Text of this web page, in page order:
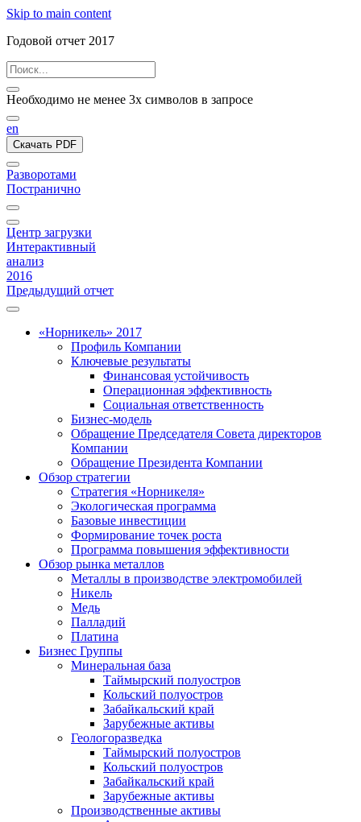
Skip to main content
Годовой отчет 2017
Необходимо не менее 3х символов в запросе
en
Скачать PDF
Разворотами
Постранично
Центр загрузки
Интерактивный
анализ
2016
Предыдущий отчет
«Норникель» 2017
Профиль Компании
Ключевые результаты
Финансовая устойчивость
Операционная эффективность
Социальная ответственность
Бизнес-модель
Обращение Председателя Совета директоров
Компании
Обращение Президента Компании
Обзор стратегии
Стратегия «Норникеля»
Экологическая программа
Базовые инвестиции
Формирование точек роста
Программа повышения эффективности
Обзор рынка металлов
Металлы в производстве электромобилей
Никель
Медь
Палладий
Платина
Бизнес Группы
Минеральная база
Таймырский полуостров
Кольский полуостров
Забайкальский край
Зарубежные активы
Геологоразведка
Таймырский полуостров
Кольский полуостров
Забайкальский край
Зарубежные активы
Производственные активы